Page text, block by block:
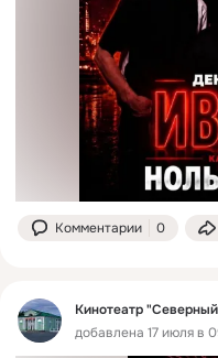
Комментарии 0
Кинотеатр
добавлена 17 июля в